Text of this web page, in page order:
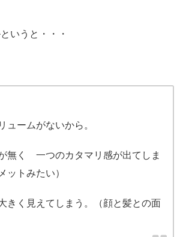
いうと・・・
ームがないから。
無く 一つのカタマリ感が出てしま
ットみたい）
く見えてしまう。（顔と髪との面